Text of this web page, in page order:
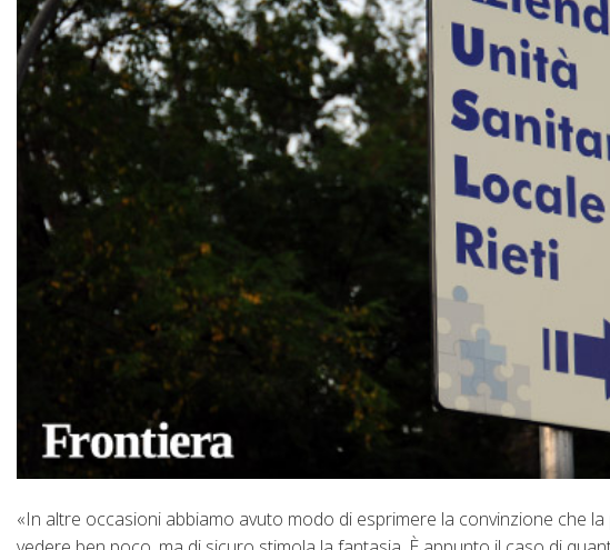
«In altre occasioni abbiamo avuto modo di esprimere la convinzione che